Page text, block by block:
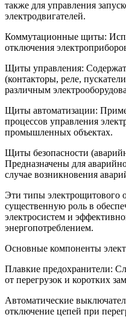
также для управления
электродвигателей.
Коммутационные щиты:
отключения
Щиты управления:
(контакторы, реле,
различным
Щиты автоматизации:
процессов управления
промышленных объектах.
Щиты безопасности
Предназначены для
случае возникновения
Эти типы электрощитового
существенную роль в
электросистем и
энергопотреблением.
Основные компоненты
Плавкие предохранители:
от перегрузок и коротких
Автоматические
отключение цепей при